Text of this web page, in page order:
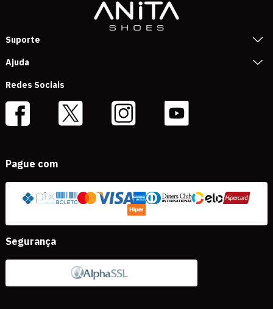
Suporte
Ajuda
Redes Sociais
Pague com
Segurança